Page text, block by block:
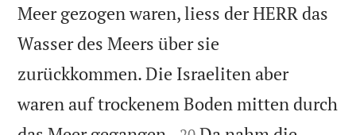
Meer gezogen waren, liess der HERR das
Wasser des Meers über sie
zurückkommen. Die Israeliten aber
waren auf trockenem Boden mitten durch